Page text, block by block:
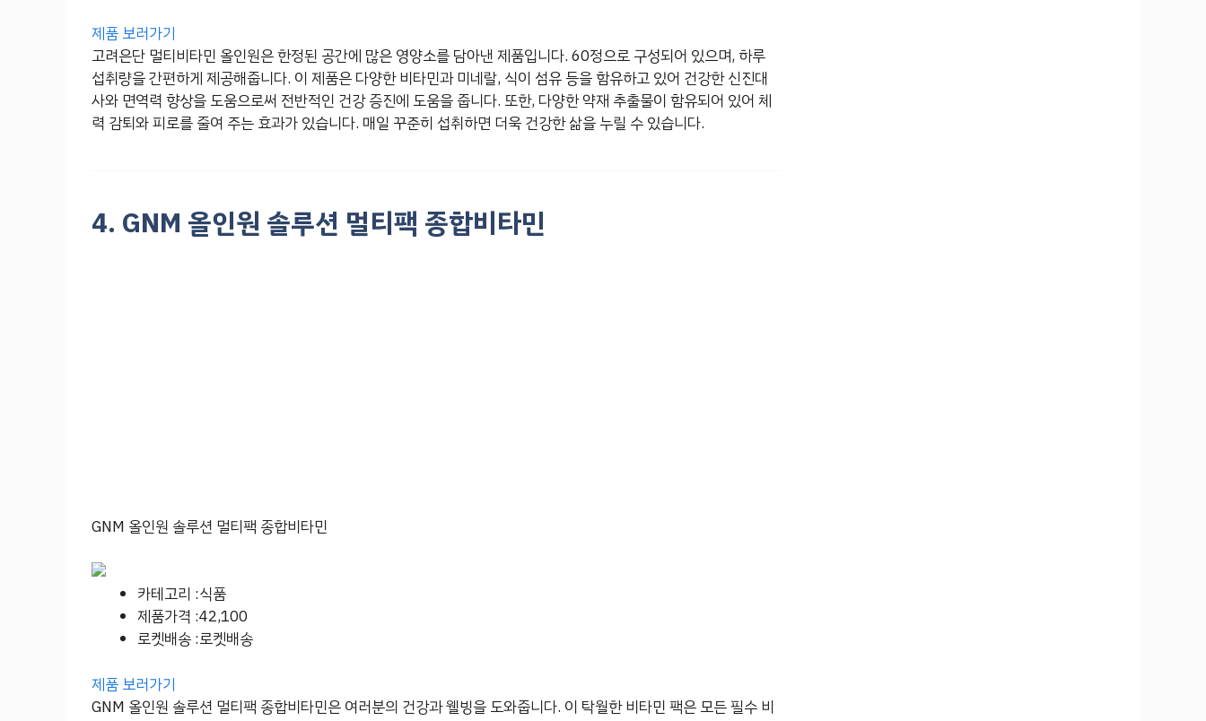
제품 보러가기
고려은단 멀티비타민 올인원은 한정된 공간에 많은 영양소를 담아낸 제품입니다. 60정으로 구성되어 있으며, 하루
섭취량을 간편하게 제공해줍니다. 이 제품은 다양한 비타민과 미네랄, 식이 섬유 등을 함유하고 있어 건강한 신진대
사와 면역력 향상을 도움으로써 전반적인 건강 증진에 도움을 줍니다. 또한, 다양한 약재 추출물이 함유되어 있어 체
력 감퇴와 피로를 줄여 주는 효과가 있습니다. 매일 꾸준히 섭취하면 더욱 건강한 삶을 누릴 수 있습니다.
4. GNM 올인원 솔루션 멀티팩 종합비타민
GNM 올인원 솔루션 멀티팩 종합비타민
카테고리 :식품
제품가격 :42,100
로켓배송 :로켓배송
제품 보러가기
GNM 올인원 솔루션 멀티팩 종합비타민은 여러분의 건강과 웰빙을 도와줍니다. 이 탁월한 비타민 팩은 모든 필수 비